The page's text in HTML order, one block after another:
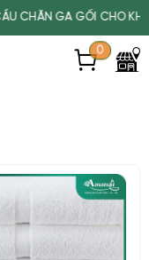
GA GỐI CHO
0